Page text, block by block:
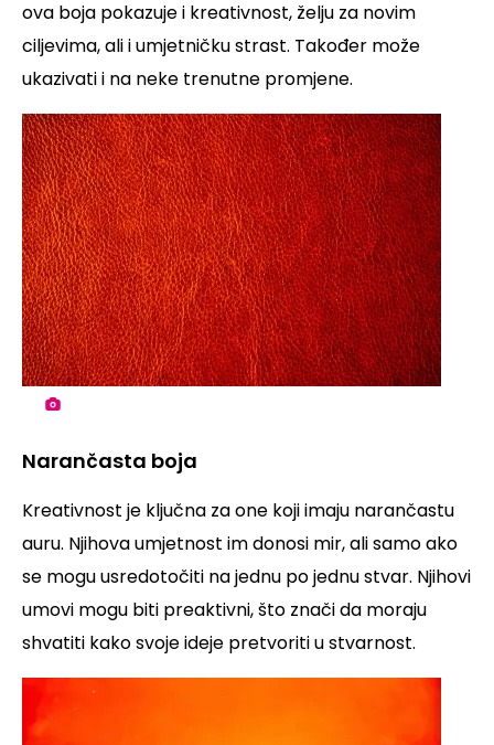
ova boja pokazuje i kreativnost, želju za novim
ciljevima, ali i umjetničku strast. Također može
ukazivati i na neke trenutne promjene.
Narančasta boja
Kreativnost je ključna za one koji imaju narančastu
auru. Njihova umjetnost im donosi mir, ali samo ako
se mogu usredotočiti na jednu po jednu stvar. Njihovi
umovi mogu biti preaktivni, što znači da moraju
shvatiti kako svoje ideje pretvoriti u stvarnost.